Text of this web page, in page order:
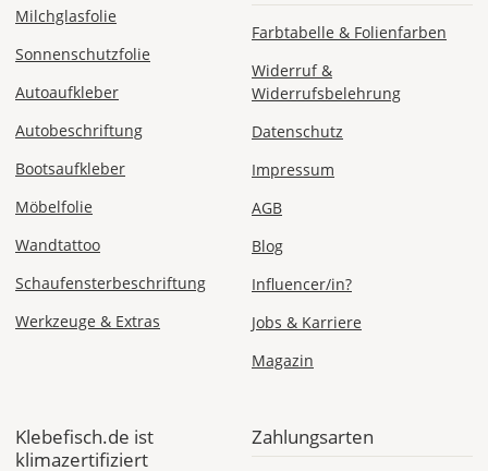
Milchglasfolie
Sonnenschutzfolie
Autoaufkleber
Autobeschriftung
Bootsaufkleber
Möbelfolie
Wandtattoo
Schaufensterbeschriftung
Werkzeuge & Extras
Farbtabelle & Folienfarben
Widerruf &
Widerrufsbelehrung
Datenschutz
Impressum
AGB
Blog
Influencer/in?
Jobs & Karriere
Magazin
Klebefisch.de ist
klimazertifiziert
Zahlungsarten